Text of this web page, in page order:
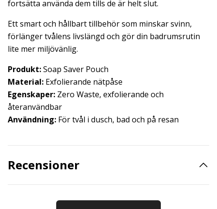
fortsätta använda dem tills de är helt slut.
Ett smart och hållbart tillbehör som minskar svinn,
förlänger tvålens livslängd och gör din badrumsrutin
lite mer miljövänlig.
Produkt:Soap Saver Pouch
Material: Exfolierande nätpåse
Egenskaper: Zero Waste, exfolierande och
återanvändbar
Användning: För tvål i dusch, bad och på resan
Recensioner